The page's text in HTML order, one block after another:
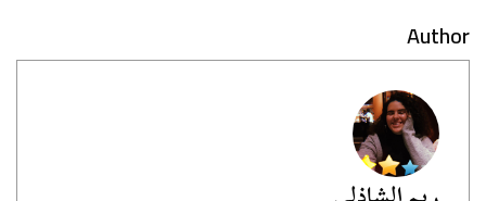
Author